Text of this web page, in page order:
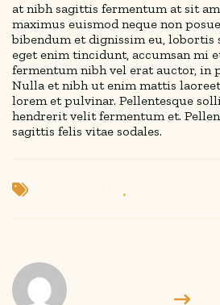
at nibh sagittis fermentum at sit
maximus euismod neque non
bibendum et dignissim eu, lobortis
eget enim tincidunt, accumsan mi
fermentum nibh vel erat auctor, in
Nulla et nibh ut enim mattis
lorem et pulvinar. Pellentesque
hendrerit velit fermentum et.
sagittis felis vitae sodales.
,